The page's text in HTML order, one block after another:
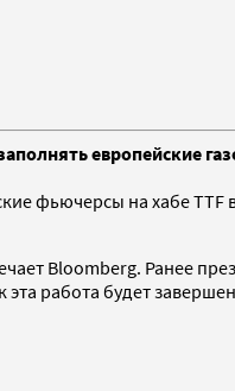
европейские
фьючерсы на хабе TTF
Bloomberg. Ранее
работа будет